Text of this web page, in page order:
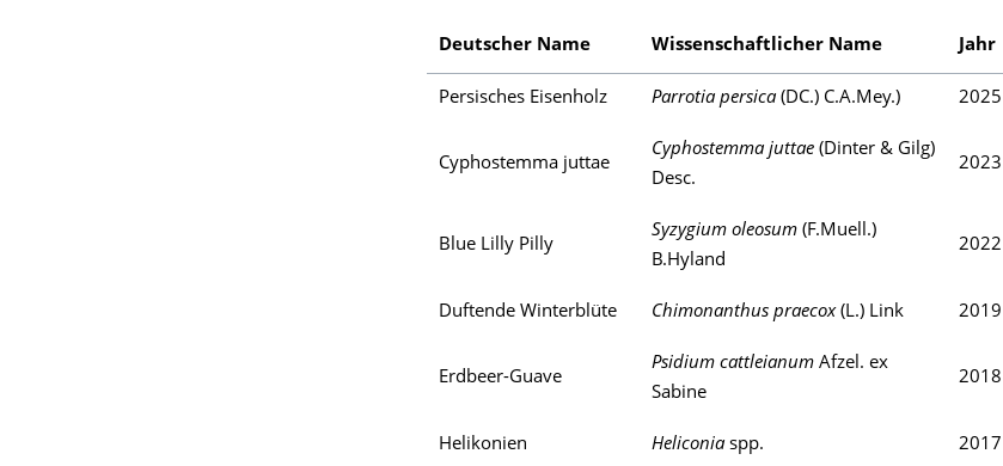
Deutscher Name Wissenschaftlicher Name Jahr
Persisches Eisenholz Parrotia persica(DC.) C.A.Mey.) 2025
Cyphostemma juttae
Cyphostemma juttae (Dinter & Gilg)
Desc.
2023
Blue Lilly Pilly
Syzygium oleosum (F.Muell.)
B.Hyland
2022
Duftende Winterblüte Chimonanthus praecox(L.) Link 2019
Erdbeer-Guave
Psidium cattleianum Afzel. ex
Sabine
2018
Helikonien Heliconiaspp. 2017